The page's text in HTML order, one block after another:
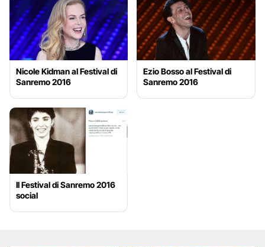
Nicole Kidman al Festival di
Sanremo 2016
Ezio Bosso al Festival di
Sanremo 2016
Il Festival di Sanremo 2016
social